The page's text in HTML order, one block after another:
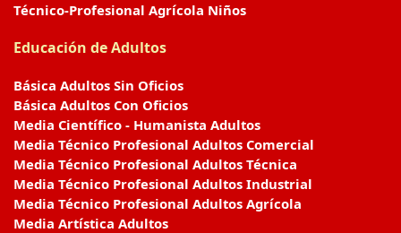
Técnico-Profesional Agrícola Niños
Educación de Adultos
Básica Adultos Sin Oficios
Básica Adultos Con Oficios
Media Científico - Humanista Adultos
Media Técnico Profesional Adultos Comercial
Media Técnico Profesional Adultos Técnica
Media Técnico Profesional Adultos Industrial
Media Técnico Profesional Adultos Agrícola
Media Artística Adultos